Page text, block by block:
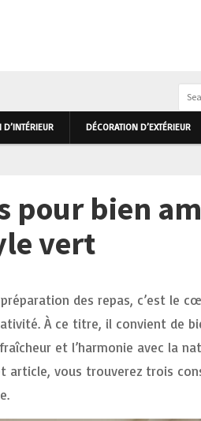
DÉCORATION D’EXTÉRIEUR
pour bien
vert
des repas, c’est le
À ce titre, il convient de
et l’harmonie avec la
article, vous trouverez trois